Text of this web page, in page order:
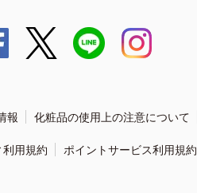
報 化粧品の使用上の注意について
用規約 ポイントサービス利用規約